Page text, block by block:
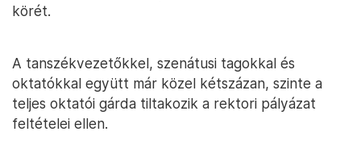
körét.
A tanszékvezetőkkel, szenátusi tagokkal és
oktatókkal együtt már közel kétszázan, szinte a
teljes oktatói gárda tiltakozik a rektori pályázat
feltételei ellen.